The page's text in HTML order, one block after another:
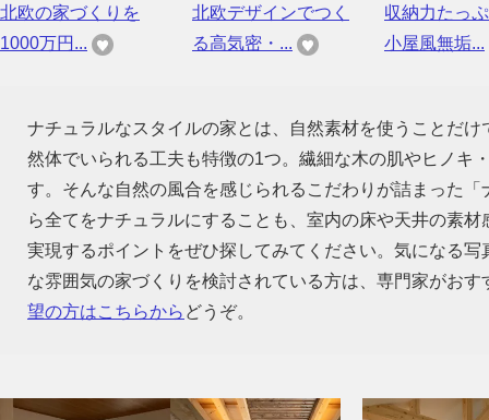
北欧の家づくりを
1000万円...
北欧デザインでつく
る高気密・...
収納力たっ
小屋風無垢...
ナチュラルなスタイルの家とは、自然素材を使うことだ
然体でいられる工夫も特徴の1つ。繊細な木の肌やヒノキ
す。そんな自然の風合を感じられるこだわりが詰まった
ら全てをナチュラルにすることも、室内の床や天井の素
実現するポイントをぜひ探してみてください。気になる
な雰囲気の家づくりを検討されている方は、専門家がお
望の方はこちらから どうぞ。